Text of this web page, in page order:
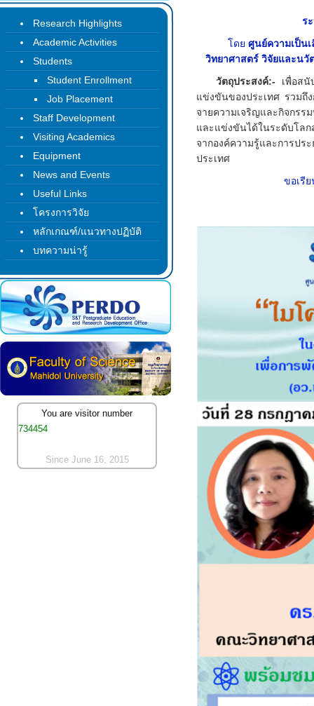
ร
โดย ศูนย์ความเป็น
วิทยาศาสตร์ วิจัยและนวั
วัตถุประสงค์:- เพื่อส
แข่งขันของประเทศ รวมถึ
จายความเจริญและกิจกร
และแข่งขันได้ในระดับโลก
จากองค์ความรู้และการปร
ประเทศ
ขอเรี
Research Highlights
Academic Activities
Students
Student Enrollment
Job Placement
Staff Development
Visiting Academics
Equipment
News and Events
Useful Links
โครงการวิจัย
หลักเกณฑ์/แนวทางปฏิบัติ
บทความน่ารู้
You are visitor number
734454
Since June 16, 2015